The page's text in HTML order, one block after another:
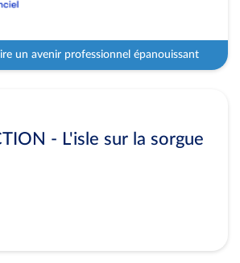
un avenir professionnel épanouissant
- L'isle sur la sorgue